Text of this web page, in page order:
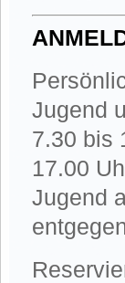
Jugend
7.30 bis
17.00
Jugend